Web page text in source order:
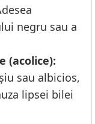
negru sau a
(acolice):
sau albicios,
lipsei bilei